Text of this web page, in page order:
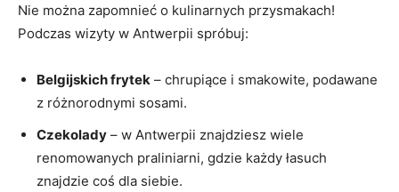
Nie można zapomnieć o kulinarnych ⁤przysmakach!
Podczas wizyty w Antwerpii spróbuj:
Belgijskich frytek – ‍chrupiące i smakowite, ‍podawane
z różnorodnymi sosami.
Czekolady – w ⁣Antwerpii znajdziesz wiele‍
renomowanych praliniarni, gdzie każdy łasuch
znajdzie coś dla siebie.